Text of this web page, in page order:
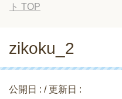
ト TOP
zikoku_2
公開日 : / 更新日 :